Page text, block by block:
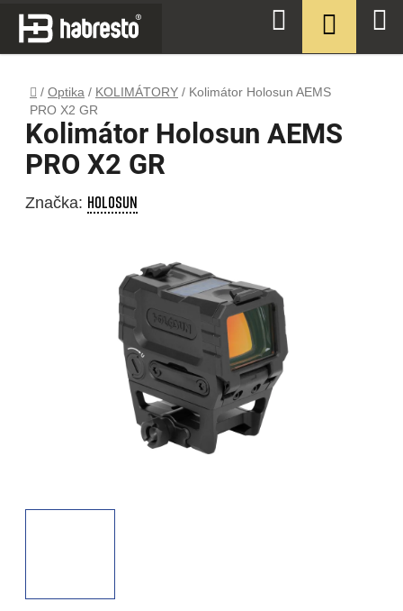
Přejít
obsah
Domů
/ Optika / KOLIMÁTORY / Kolimátor Holosun AEMS
PRO X2 GR
Kolimátor Holosun AEMS
PRO X2 GR
Značka: HOLOSUN